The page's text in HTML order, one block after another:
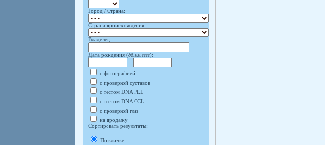
Город / Страна:
Страна происхождения:
Владелец:
Дата рождения (дд.мм.гггг):
с фотографией
с проверкой суставов
с тестом DNA PLL
с тестом DNA CCL
с проверкой глаз
на продажу
Сортировать результаты:
По кличке